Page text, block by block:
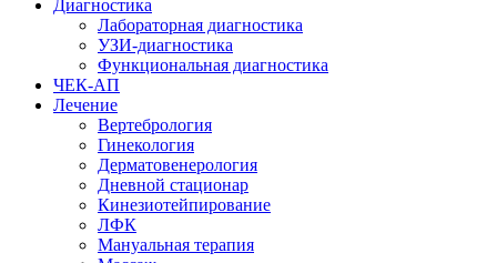
Диагностика
Лабораторная диагностика
УЗИ-диагностика
Функциональная диагностика
ЧЕК-АП
Лечение
Вертебрология
Гинекология
Дерматовенерология
Дневной стационар
Кинезиотейпирование
ЛФК
Мануальная терапия